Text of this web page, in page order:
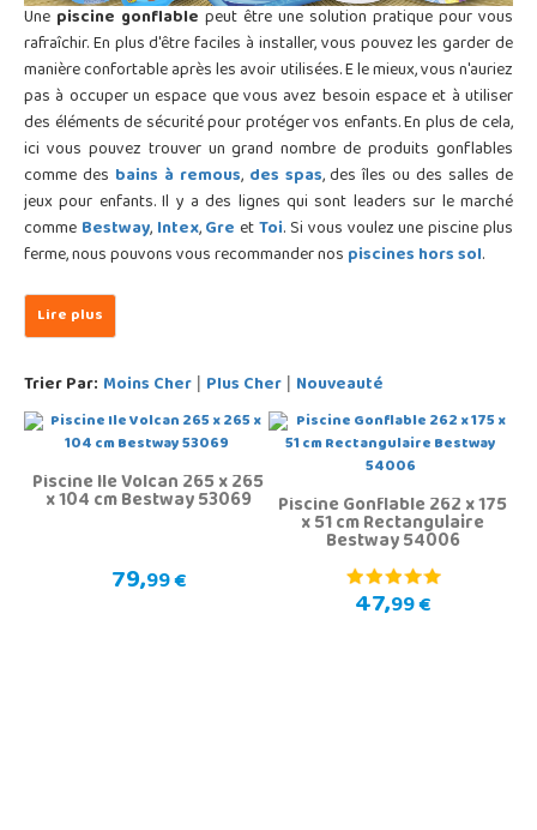
Une piscine gonflable peut être une solution pratique pour vous
rafraîchir. En plus d'être faciles à installer, vous pouvez les garder de
manière confortable après les avoir utilisées. E le mieux, vous n'auriez
pas à occuper un espace que vous avez besoin espace et à utiliser
des éléments de sécurité pour protéger vos enfants. En plus de cela,
ici vous pouvez trouver un grand nombre de produits gonflables
comme des bains à remous, des spas, des îles ou des salles de
jeux pour enfants. Il y a des lignes qui sont leaders sur le marché
commeBestway,Intex,GreetToi. Si vous voulez une piscine plus
ferme, nous pouvons vous recommander nospiscines hors sol.
Trier Par: Moins Cher | Plus Cher | Nouveauté
Piscine Ile Volcan 265 x 265
x 104 cm Bestway 53069
79,99 €
Piscine Gonflable 262 x 175
x 51 cm Rectangulaire
Bestway 54006
47,99 €